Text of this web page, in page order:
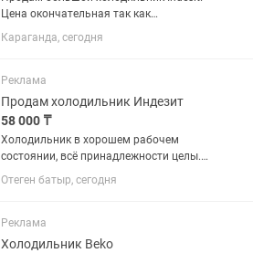
Цена окончательная так как
холодильник в отличном состоянии.
Все ящики целые. В ремонте никогда не
Караганда, сегодня
Реклама
Продам холодильник Индезит
58 000 ₸
Холодильник в хорошем рабочем
состоянии, всё принадлежности целы.
Только надо поменять резину на
Отеген батыр, сегодня
Реклама
Холодильник Beko